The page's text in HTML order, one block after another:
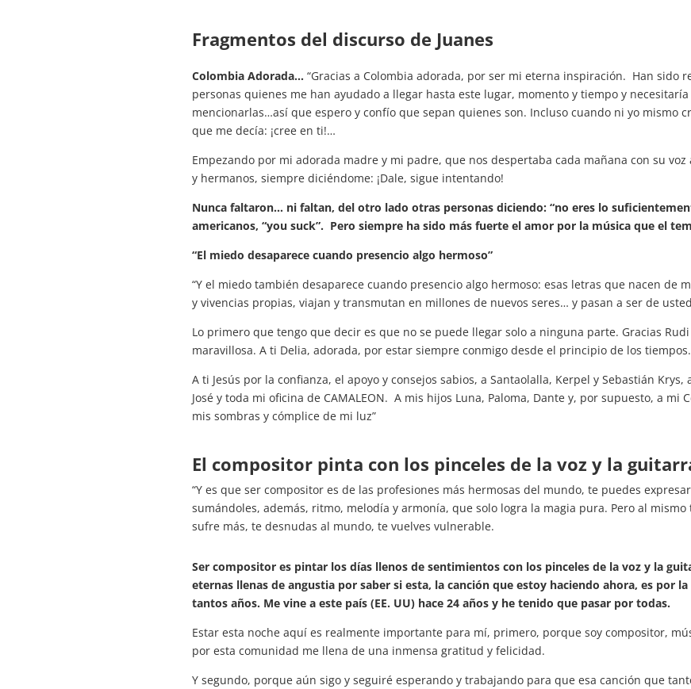
Fragmentos del discurso de Juanes
Colombia Adorada… “Gracias a Colombia adorada, por ser mi eterna inspiración. Han sido
personas quienes me han ayudado a llegar hasta este lugar, momento y tiempo y
mencionarlas…así que espero y confío que sepan quienes son. Incluso cuando ni yo mismo
que me decía: ¡cree en ti!…
Empezando por mi adorada madre y mi padre, que nos despertaba cada mañana con su
y hermanos, siempre diciéndome: ¡Dale, sigue intentando!
Nunca faltaron… ni faltan, del otro lado otras personas diciendo: “no eres lo
americanos, “you suck”. Pero siempre ha sido más fuerte el amor por la música que el
“El miedo desaparece cuando presencio algo hermoso”
“Y el miedo también desaparece cuando presencio algo hermoso: esas letras que nacen de
y vivencias propias, viajan y transmutan en millones de nuevos seres… y pasan a ser de
Lo primero que tengo que decir es que no se puede llegar solo a ninguna parte. Gracias
maravillosa. A ti Delia, adorada, por estar siempre conmigo desde el principio de los
A ti Jesús por la confianza, el apoyo y consejos sabios, a Santaolalla, Kerpel y Sebastián
José y toda mi oficina de CAMALEON. A mis hijos Luna, Paloma, Dante y, por supuesto, a mi
mis sombras y cómplice de mi luz”
El compositor pinta con los pinceles de la voz y la
“Y es que ser compositor es de las profesiones más hermosas del mundo, te puedes
sumándoles, además, ritmo, melodía y armonía, que solo logra la magia pura. Pero al
sufre más, te desnudas al mundo, te vuelves vulnerable.
Ser compositor es pintar los días llenos de sentimientos con los pinceles de la voz y la
eternas llenas de angustia por saber si esta, la canción que estoy haciendo ahora, es por
tantos años. Me vine a este país (EE. UU) hace 24 años y he tenido que pasar por todas.
Estar esta noche aquí es realmente importante para mí, primero, porque soy compositor,
por esta comunidad me llena de una inmensa gratitud y felicidad.
Y segundo, porque aún sigo y seguiré esperando y trabajando para que esa canción que